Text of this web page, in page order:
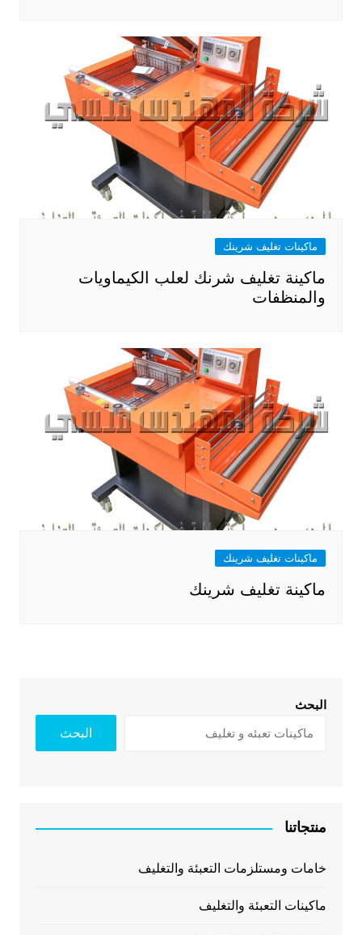
ماكينات تغليف شرينك
ماكينة تغليف شرنك لعلب الكيماويات
والمنظفات
ماكينات تغليف شرينك
ماكينة تغليف شرينك
البحث
البحث
منتجاتنا
خامات ومستلزمات التعبئة والتغليف
ماكينات التعبئة والتغليف